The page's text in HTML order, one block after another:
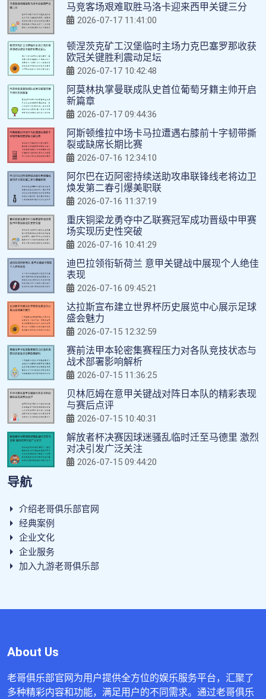
马竞客场艰难取胜马洛卡迎来西甲关键三分
2026-07-17 11:41:00
顿涅茨克矿工汉堡临时主场力克巴塞罗那收获
欧冠关键胜利震动足坛
2026-07-17 10:42:48
阿莫林执掌曼联成队史首位葡萄牙籍主帅开启
新篇章
2026-07-17 09:44:36
阿斯顿维拉中场卡马拉遭遇右膝前十字韧带撕
裂或缺席长期比赛
2026-07-16 12:34:10
阿尔巴在迈阿密持续送助攻串联锋线老将边卫
焕发第二春引爆美职联
2026-07-16 11:37:19
重庆铜梁龙勇夺中乙联赛冠军成功晋级中甲赛
场实现历史性突破
2026-07-16 10:41:29
迪巴拉领衔斩荷兰 意甲关键战中展现个人绝佳
表现
2026-07-16 09:45:21
达拉斯宣布建立世界杯历史展览中心展示足球
盛会魅力
2026-07-15 12:32:59
赛前法甲本轮密集赛程压力对各队竞技状态与
战术部署影响解析
2026-07-15 11:36:25
贝林厄姆在意甲关键战对阵日本队的精彩表现
与赛后点评
2026-07-15 10:40:31
解放者杯决赛因球迷骚乱临时迁至马德里 激烈
对决引发广泛关注
2026-07-15 09:44:20
导航
介绍老哥俱乐部官网
经典案例
企业文化
企业服务
加入九游老哥俱乐部
About Us
老哥俱乐部官网为用户提供全方位的娱乐服务平台，汇聚了
多种精彩内容和功能，满足用户的不同需求。通过老哥俱乐